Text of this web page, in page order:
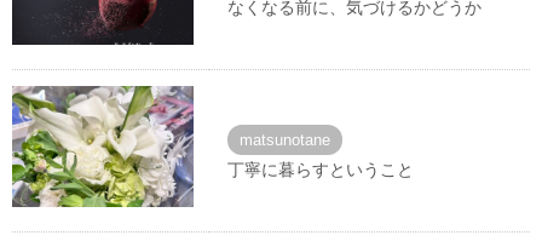
なくなる前に、気づけるかどうか
matsunotane
丁寧に暮らすということ